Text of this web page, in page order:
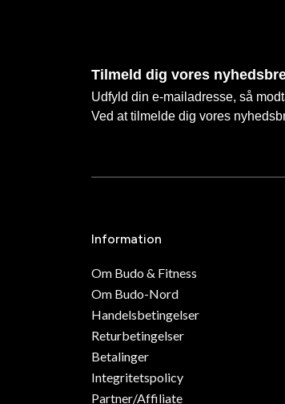
Tilmeld dig vores
Udfyld din e-mailadresse, så
Ved at tilmelde dig vores
Information
Om Budo & Fitness
Om Budo-Nord
Handelsbetingelser
Returbetingelser
Betalinger
Integritetspolicy
Partner/Affiliate